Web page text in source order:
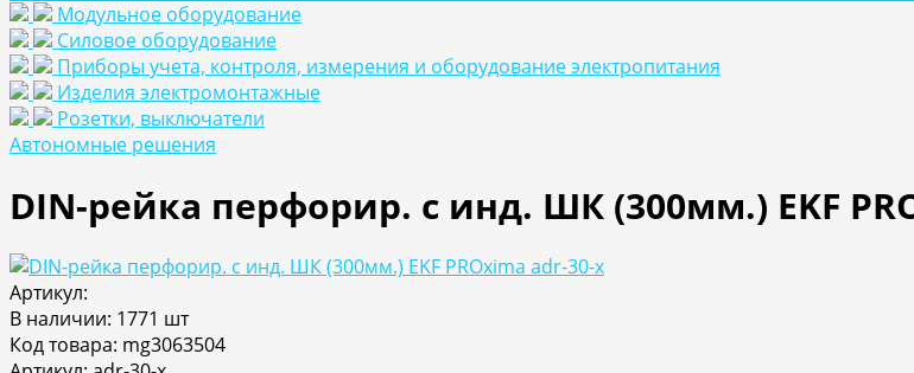
Модульное оборудование
Силовое оборудование
Приборы учета, контроля, измерения и оборудование электропитания
Изделия электромонтажные
Розетки, выключатели
Автономные решения
DIN-рейка перфорир. с инд. ШК (300мм.) EKF
Артикул:
В наличии: 1771 шт
Код товара: mg3063504